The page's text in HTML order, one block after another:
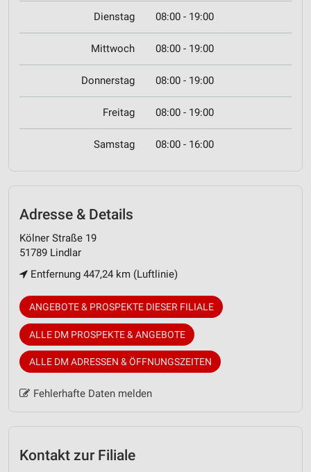
Dienstag 08:00 - 19:00
Mittwoch 08:00 - 19:00
Donnerstag 08:00 - 19:00
Freitag 08:00 - 19:00
Samstag 08:00 - 16:00
Adresse & Details
Kölner Straße 19
51789 Lindlar
Entfernung 447,24 km (Luftlinie)
ANGEBOTE & PROSPEKTE DIESER FILIALE
ALLE DM PROSPEKTE & ANGEBOTE
ALLE DM ADRESSEN & ÖFFNUNGSZEITEN
Fehlerhafte Daten melden
Kontakt zur Filiale